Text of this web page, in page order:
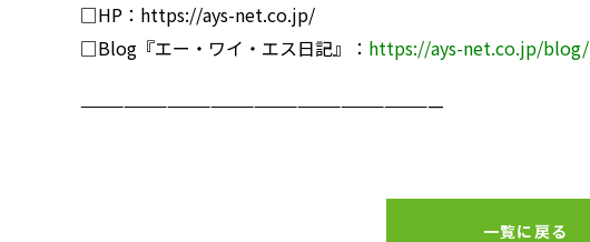
□HP： https://ays-net.co.jp/
□Blog『エー・ワイ・エス日記』： https://ays-net.co.jp/blog/
—————————————————————————
一覧に戻る